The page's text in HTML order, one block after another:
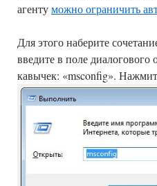
агентуможно ограничить
Для этого наберите
введите в поле диалогового
кавычек: «msconfig».